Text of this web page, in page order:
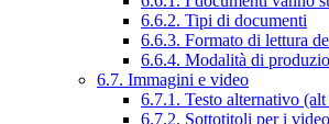
6.6.2. Tipi di documenti
6.6.3. Formato di lettura
6.6.4. Modalità di
6.7. Immagini e video
6.7.1. Testo alternativo
6.7.2. Sottotitoli per i video